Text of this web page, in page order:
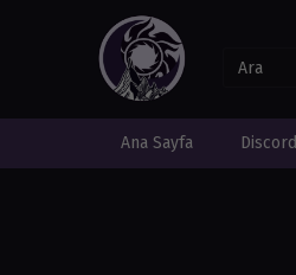
Ana Sayfa Discord